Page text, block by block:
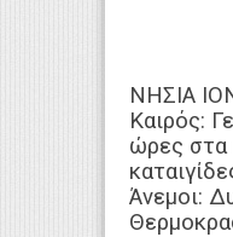
ΝΗΣΙΑ
Καιρός:
ώρες στα
Άνεμοι: